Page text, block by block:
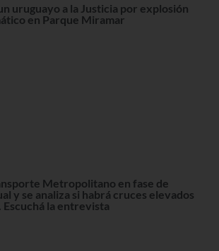
uruguayo a la Justicia por explosión
en Parque Miramar
Metropolitano en fase de
y se analiza si habrá cruces elevados
Escuchá la entrevista